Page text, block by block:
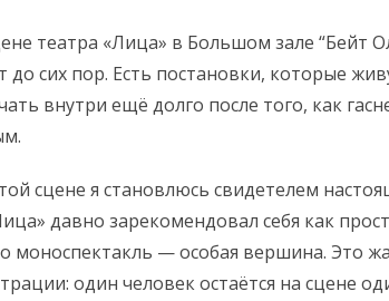
театра «Лица» в Большом зале “Бейт
до сих пор. Есть постановки, которые
внутри ещё долго после того, как
сцене я становлюсь свидетелем
давно зарекомендовал себя как
моноспектакль — особая вершина. Это
один человек остаётся на сцене